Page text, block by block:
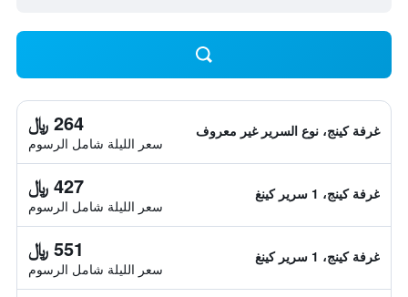
غرفة كينج، نوع السرير غير معروف 264 ﷼
سعر الليلة شامل الرسوم
غرفة كينج، 1 سرير كينغ 427 ﷼
سعر الليلة شامل الرسوم
غرفة كينج، 1 سرير كينغ 551 ﷼
سعر الليلة شامل الرسوم